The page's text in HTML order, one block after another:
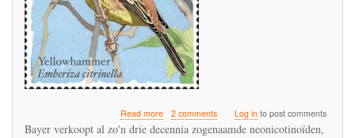
Read moreabout
Bayer
2 comments Log into post comments
Bayer verkoopt al zo'n drie decennia zogenaamde neonicotinoïden,